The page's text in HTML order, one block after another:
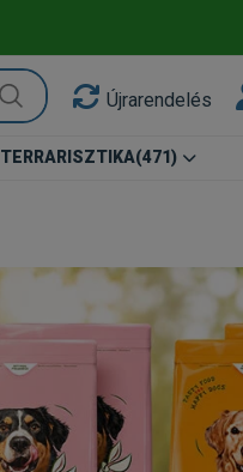
Újrarendelés
TERRARISZTIKA(471)